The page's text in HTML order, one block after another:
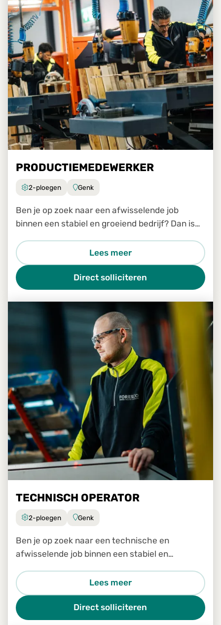
PRODUCTIEMEDEWERKER
2-ploegen Genk
Ben je op zoek naar een afwisselende job
binnen een stabiel en groeiend bedrijf? Dan is
voor jou.
Lees meer
Direct solliciteren
TECHNISCH OPERATOR
2-ploegen Genk
Ben je op zoek naar een technische en
afwisselende job binnen een stabiel en
Operator in Genk zeker iets voor jou.
Lees meer
Direct solliciteren